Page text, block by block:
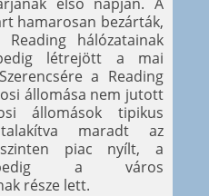
hamarosan bezárták,
hálózatainak
pedig létrejött a mai
a Reading
állomása nem jutott
állomások tipikus
maradt az
piac nyílt, a
pedig a város
része lett.